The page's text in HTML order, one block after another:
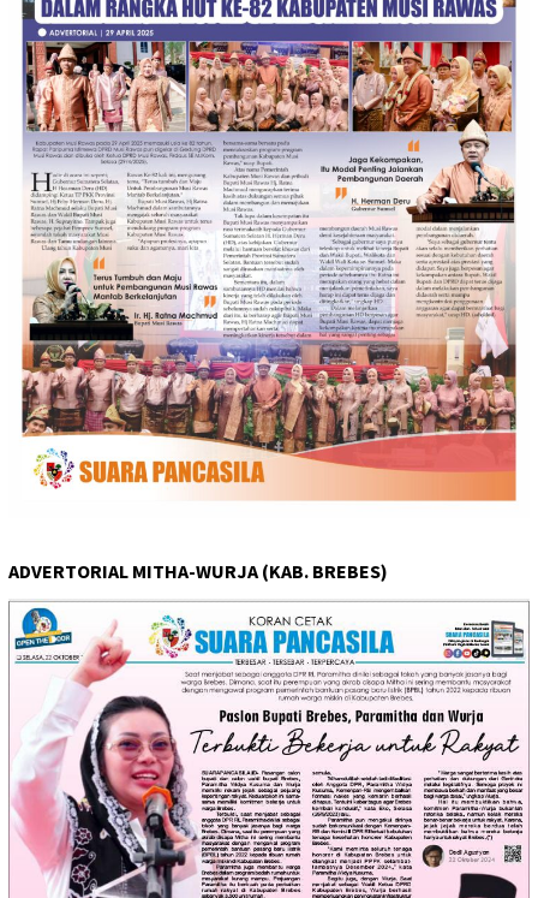
ADVERTORIAL MITHA-WURJA (KAB. BREBES)